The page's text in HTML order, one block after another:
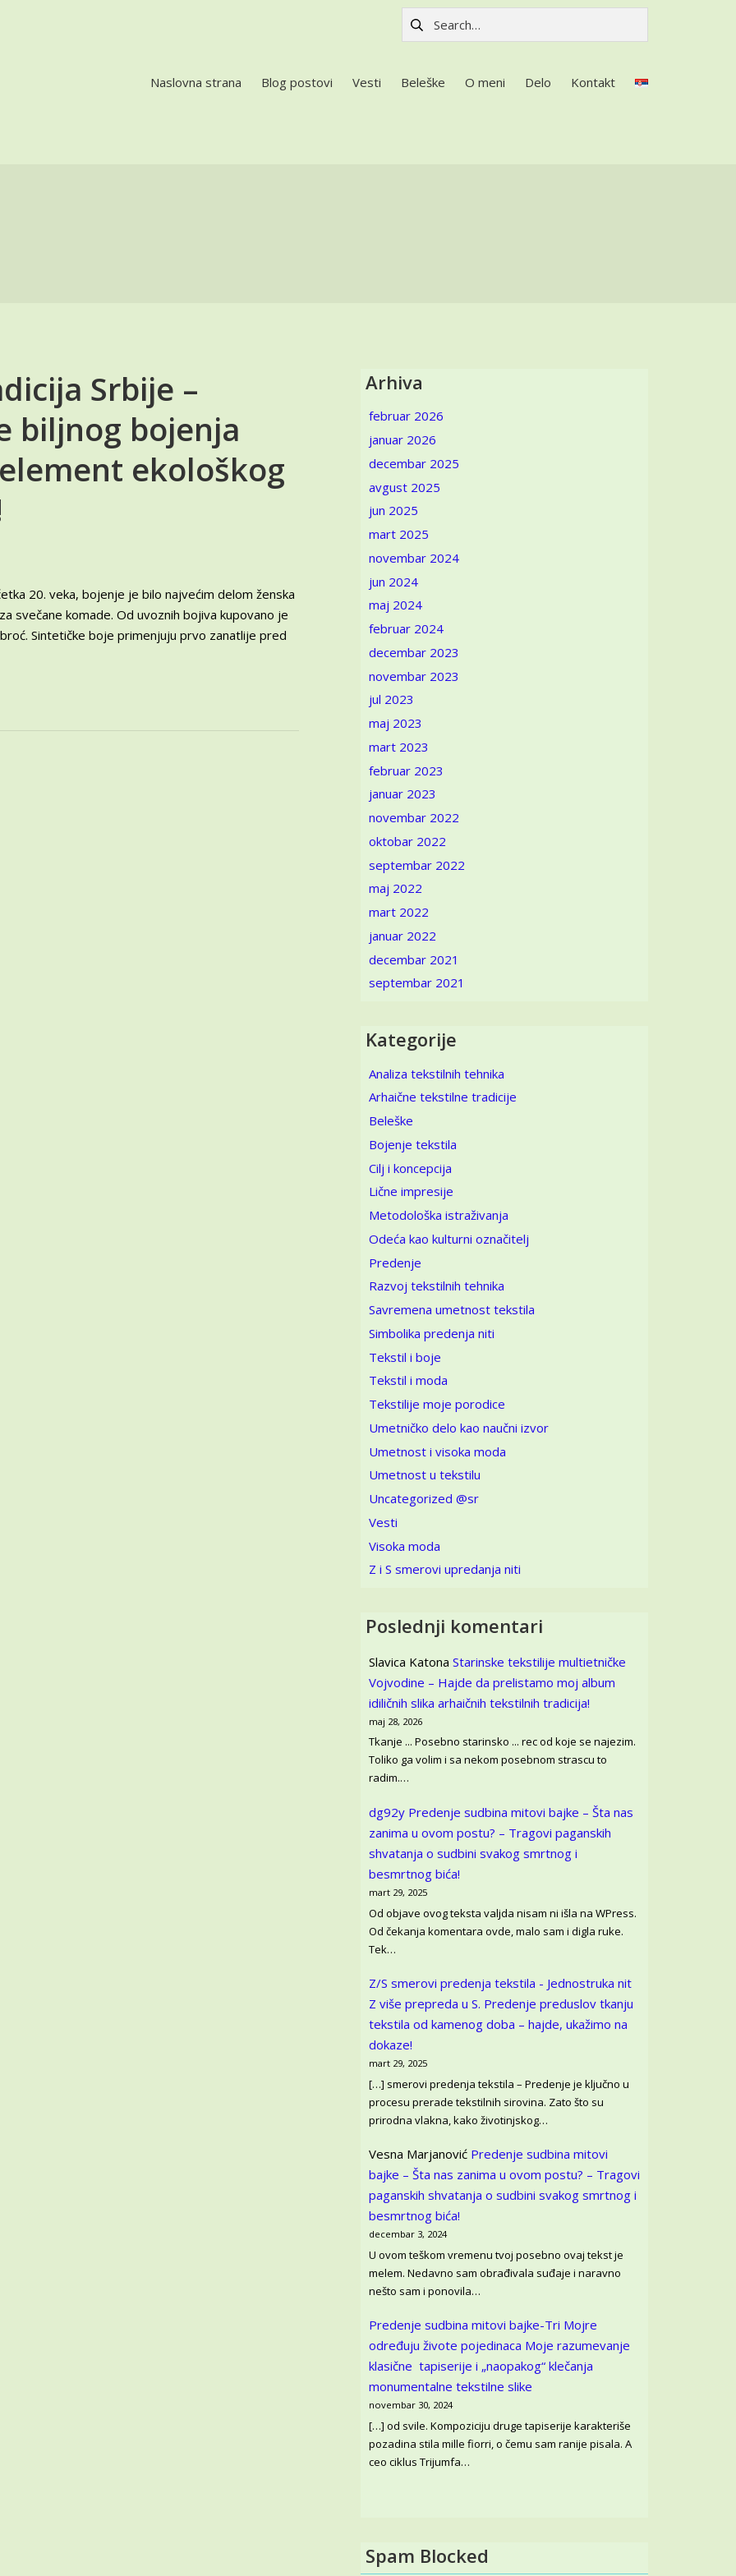
Pretraga za:
Naslovna strana Blog postovi Vesti Beleške O meni Delo Kontakt
Srbije –
biljnog bojenja
ekološkog
20. veka, bojenje je bilo najvećim delom ženska
svečane komade. Od uvoznih bojiva kupovano je
Sintetičke boje primenjuju prvo zanatlije pred
Arhiva
februar 2026
januar 2026
decembar 2025
avgust 2025
jun 2025
mart 2025
novembar 2024
jun 2024
maj 2024
februar 2024
decembar 2023
novembar 2023
jul 2023
maj 2023
mart 2023
februar 2023
januar 2023
novembar 2022
oktobar 2022
septembar 2022
maj 2022
mart 2022
januar 2022
decembar 2021
septembar 2021
Kategorije
Analiza tekstilnih tehnika
Arhaične tekstilne tradicije
Beleške
Bojenje tekstila
Cilj i koncepcija
Lične impresije
Metodološka istraživanja
Odeća kao kulturni označitelj
Predenje
Razvoj tekstilnih tehnika
Savremena umetnost tekstila
Simbolika predenja niti
Tekstil i boje
Tekstil i moda
Tekstilije moje porodice
Umetničko delo kao naučni izvor
Umetnost i visoka moda
Umetnost u tekstilu
Uncategorized @sr
Vesti
Visoka moda
Z i S smerovi upredanja niti
Poslednji komentari
Slavica Katona Starinske tekstilije multietničke
Vojvodine – Hajde da prelistamo moj album
idiličnih slika arhaičnih tekstilnih tradicija!
maj 28, 2026
Tkanje ... Posebno starinsko ... rec od koje se najezim.
Toliko ga volim i sa nekom posebnom strascu to
radim.…
dg92y Predenje sudbina mitovi bajke – Šta nas
zanima u ovom postu? – Tragovi paganskih
shvatanja o sudbini svakog smrtnog i
besmrtnog bića!
mart 29, 2025
Od objave ovog teksta valjda nisam ni išla na WPress.
Od čekanja komentara ovde, malo sam i digla ruke.
Tek…
Z/S smerovi predenja tekstila - Jednostruka nit
Z više prepreda u S. Predenje preduslov tkanju
tekstila od kamenog doba – hajde, ukažimo na
dokaze!
mart 29, 2025
[…] smerovi predenja tekstila – Predenje je ključno u
procesu prerade tekstilnih sirovina. Zato što su
prirodna vlakna, kako životinjskog…
Vesna Marjanović Predenje sudbina mitovi
bajke – Šta nas zanima u ovom postu? – Tragovi
paganskih shvatanja o sudbini svakog smrtnog i
besmrtnog bića!
decembar 3, 2024
U ovom teškom vremenu tvoj posebno ovaj tekst je
melem. Nedavno sam obrađivala suđaje i naravno
nešto sam i ponovila…
Predenje sudbina mitovi bajke-Tri Mojre
određuju živote pojedinaca Moje razumevanje
klasične tapiserije i „naopakog“ klečanja
monumentalne tekstilne slike
novembar 30, 2024
[…] od svile. Kompoziciju druge tapiserije karakteriše
pozadina stila mille fiorri, o čemu sam ranije pisala. A
ceo ciklus Trijumfa…
Spam Blocked